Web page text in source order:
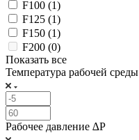
F100 (1)
F125 (1)
F150 (1)
F200 (0)
Показать все
Температура рабочей среды
Рабочее давление ∆P